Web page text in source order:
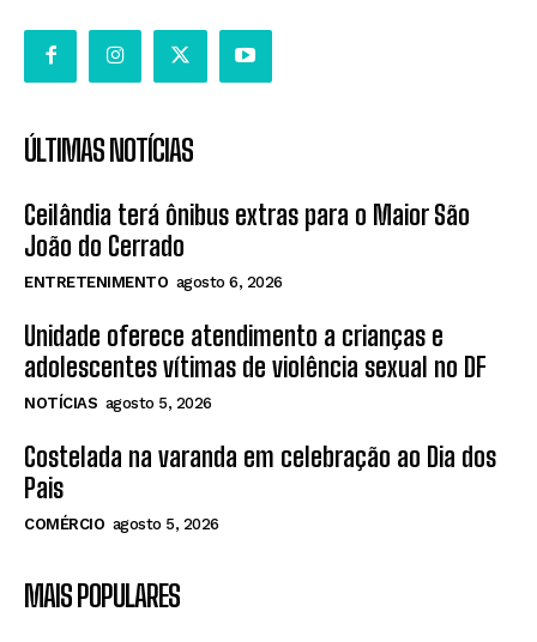
ÚLTIMAS NOTÍCIAS
Ceilândia terá ônibus extras para o Maior São
João do Cerrado
ENTRETENIMENTO agosto 6, 2026
Unidade oferece atendimento a crianças e
adolescentes vítimas de violência sexual no DF
NOTÍCIAS agosto 5, 2026
Costelada na varanda em celebração ao Dia dos
Pais
COMÉRCIO agosto 5, 2026
MAIS POPULARES